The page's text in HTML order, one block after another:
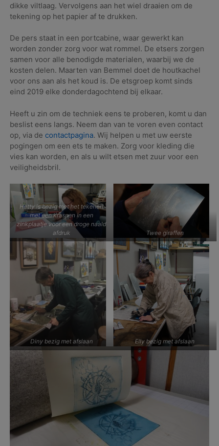
dikke viltlaag. Vervolgens aan het wiel draaien om de
tekening op het papier af te drukken.
De pers staat in een portcabine, waar gewerkt kan
worden zonder zorg voor wat rommel. De etsers zorgen
samen voor alle benodigde materialen, waarbij we de
kosten delen. Maarten van Bemmel doet de houtkachel
voor ons aan als het koud is. De etsgroep komt sinds
eind 2019 elke donderdagochtend bij elkaar.
Heeft u zin om de techniek eens te proberen, komt u dan
beslist eens langs. Neem dan van te voren even contact
op, via de contactpagina. Wij helpen u met uw eerste
pogingen om een ets te maken. Zorg voor kleding die
vies kan worden, en als u wilt etsen met zuur voor een
veiligheidsbril.
Hetty is bezig met het tekenen
met een kraspen in een
zinkplaatje voor een droge naald
afdruk
Twee giraffen
Diny bezig met afslaan Elly bezig met afslaan